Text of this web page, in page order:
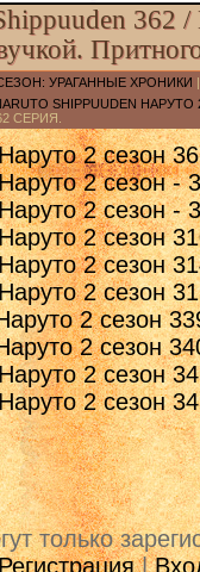
362 c
362 c
362 с
362 с
362 с
362 с
362 с
362 /
СЕЗОН: УРАГАННЫЕ ХРОНИКИ
SHIPPUUDEN
СЕРИЯ.
2 сезон
2 сезон -
2 сезон -
2 сезон
2 сезон
2 сезон
2 сезон
2 сезон
2 сезон
2 сезон
только
|